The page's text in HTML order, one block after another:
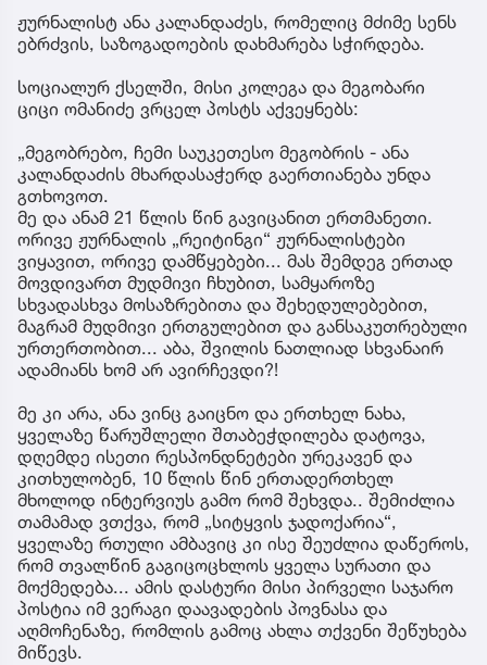
ჟურნალისტ ანა კალანდაძეს, რომელიც მძიმე სენს
ებრძვის, საზოგადოების დახმარება სჭირდება.
სოციალურ ქსელში, მისი კოლეგა და მეგობარი
ციცი ომანიძე ვრცელ პოსტს აქვეყნებს:
„მეგობრებო, ჩემი საუკეთესო მეგობრის - ანა
კალანდაძის მხარდასაჭერდ გაერთიანება უნდა
გთხოვოთ.
მე და ანამ 21 წლის წინ გავიცანით ერთმანეთი.
ორივე ჟურნალის „რეიტინგი“ ჟურნალისტები
ვიყავით, ორივე დამწყებები... მას შემდეგ ერთად
მოვდივართ მუდმივი ჩხუბით, სამყაროზე
სხვადასხვა მოსაზრებითა და შეხედულებებით,
მაგრამ მუდმივი ერთგულებით და განსაკუთრებული
ურთერთობით... აბა, შვილის ნათლიად სხვანაირ
ადამიანს ხომ არ ავირჩევდი?!
მე კი არა, ანა ვინც გაიცნო და ერთხელ ნახა,
ყველაზე წარუშლელი შთაბეჭდილება დატოვა,
დღემდე ისეთი რესპონდნეტები ურეკავენ და
კითხულობენ, 10 წლის წინ ერთადერთხელ
მხოლოდ ინტერვიუს გამო რომ შეხვდა.. შემიძლია
თამამად ვთქვა, რომ „სიტყვის ჯადოქარია“,
ყველაზე რთული ამბავიც კი ისე შეუძლია დაწეროს,
რომ თვალწინ გაგიცოცხლოს ყველა სურათი და
მოქმედება... ამის დასტური მისი პირველი საჯარო
პოსტია იმ ვერაგი დაავადების პოვნასა და
აღმოჩენაზე, რომლის გამოც ახლა თქვენი შეწუხება
მიწევს.